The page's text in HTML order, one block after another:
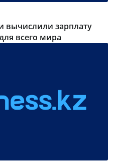
вычислили зарплату
всего мира